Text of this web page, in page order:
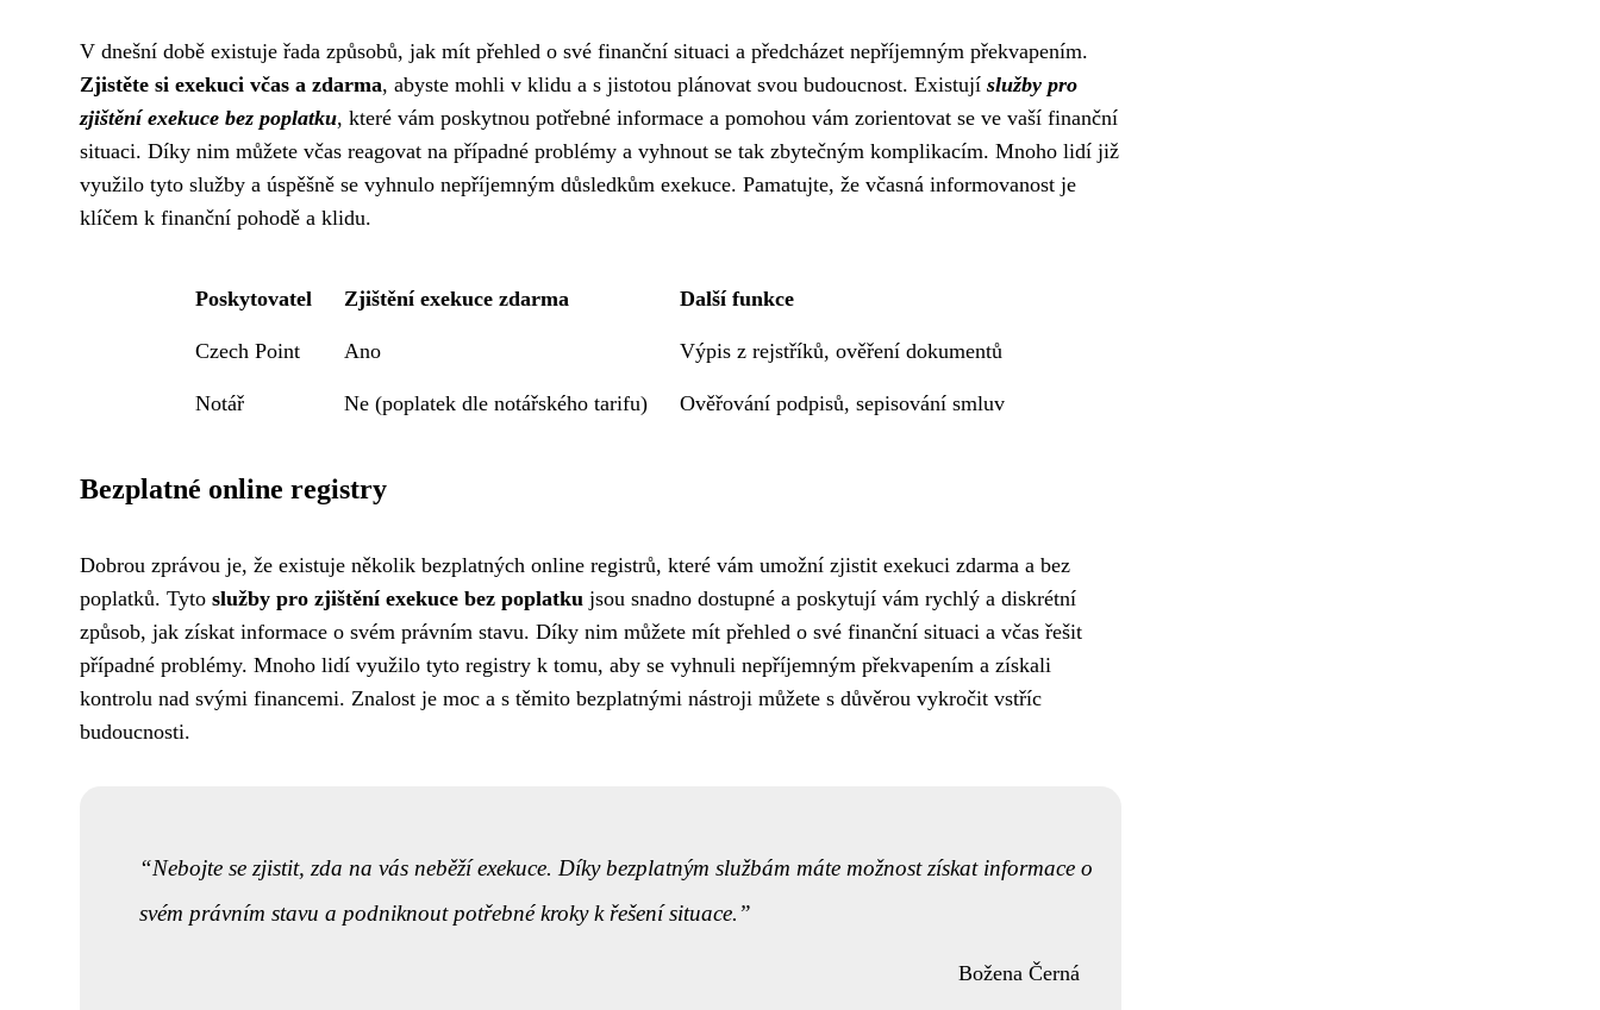
V dnešní době existuje řada způsobů, jak mít přehled o své finanční situaci a předcházet nepříjemným překvapením.
Zjistěte si exekuci včas a zdarma, abyste mohli v klidu a s jistotou plánovat svou budoucnost. Existují služby pro
zjištění exekuce bez poplatku, které vám poskytnou potřebné informace a pomohou vám zorientovat se ve vaší finanční
situaci. Díky nim můžete včas reagovat na případné problémy a vyhnout se tak zbytečným komplikacím. Mnoho lidí již
využilo tyto služby a úspěšně se vyhnulo nepříjemným důsledkům exekuce. Pamatujte, že včasná informovanost je
klíčem k finanční pohodě a klidu.
Poskytovatel Zjištění exekuce zdarma Další funkce
Czech Point Ano Výpis z rejstříků, ověření dokumentů
Notář Ne (poplatek dle notářského tarifu) Ověřování podpisů, sepisování smluv
Bezplatné online registry
Dobrou zprávou je, že existuje několik bezplatných online registrů, které vám umožní zjistit exekuci zdarma a bez
poplatků. Tyto služby pro zjištění exekuce bez poplatku jsou snadno dostupné a poskytují vám rychlý a diskrétní
způsob, jak získat informace o svém právním stavu. Díky nim můžete mít přehled o své finanční situaci a včas řešit
případné problémy. Mnoho lidí využilo tyto registry k tomu, aby se vyhnuli nepříjemným překvapením a získali
kontrolu nad svými financemi. Znalost je moc a s těmito bezplatnými nástroji můžete s důvěrou vykročit vstříc
budoucnosti.
Nebojte se zjistit, zda na vás neběží exekuce. Díky bezplatným službám máte možnost získat informace o
svém právním stavu a podniknout potřebné kroky k řešení situace.
Božena Černá